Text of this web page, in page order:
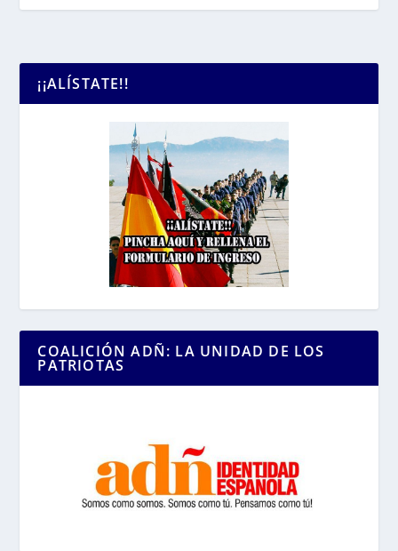
¡¡ALÍSTATE!!
COALICIÓN ADÑ: LA UNIDAD DE LOS
PATRIOTAS